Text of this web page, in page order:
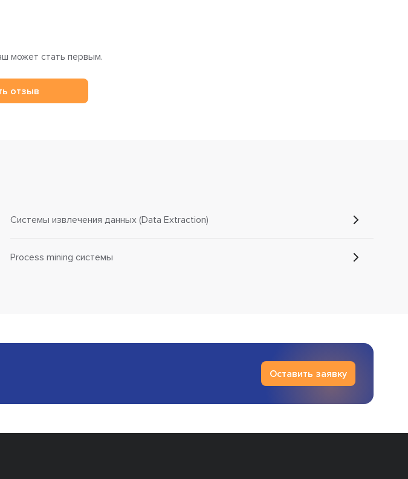
может стать первым.
отзыв
Системы извлечения данных (Data Extraction)
Process mining системы
Оставить заявку